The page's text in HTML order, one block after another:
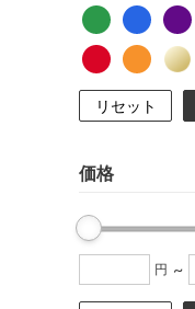
リセット
価格
円 ~